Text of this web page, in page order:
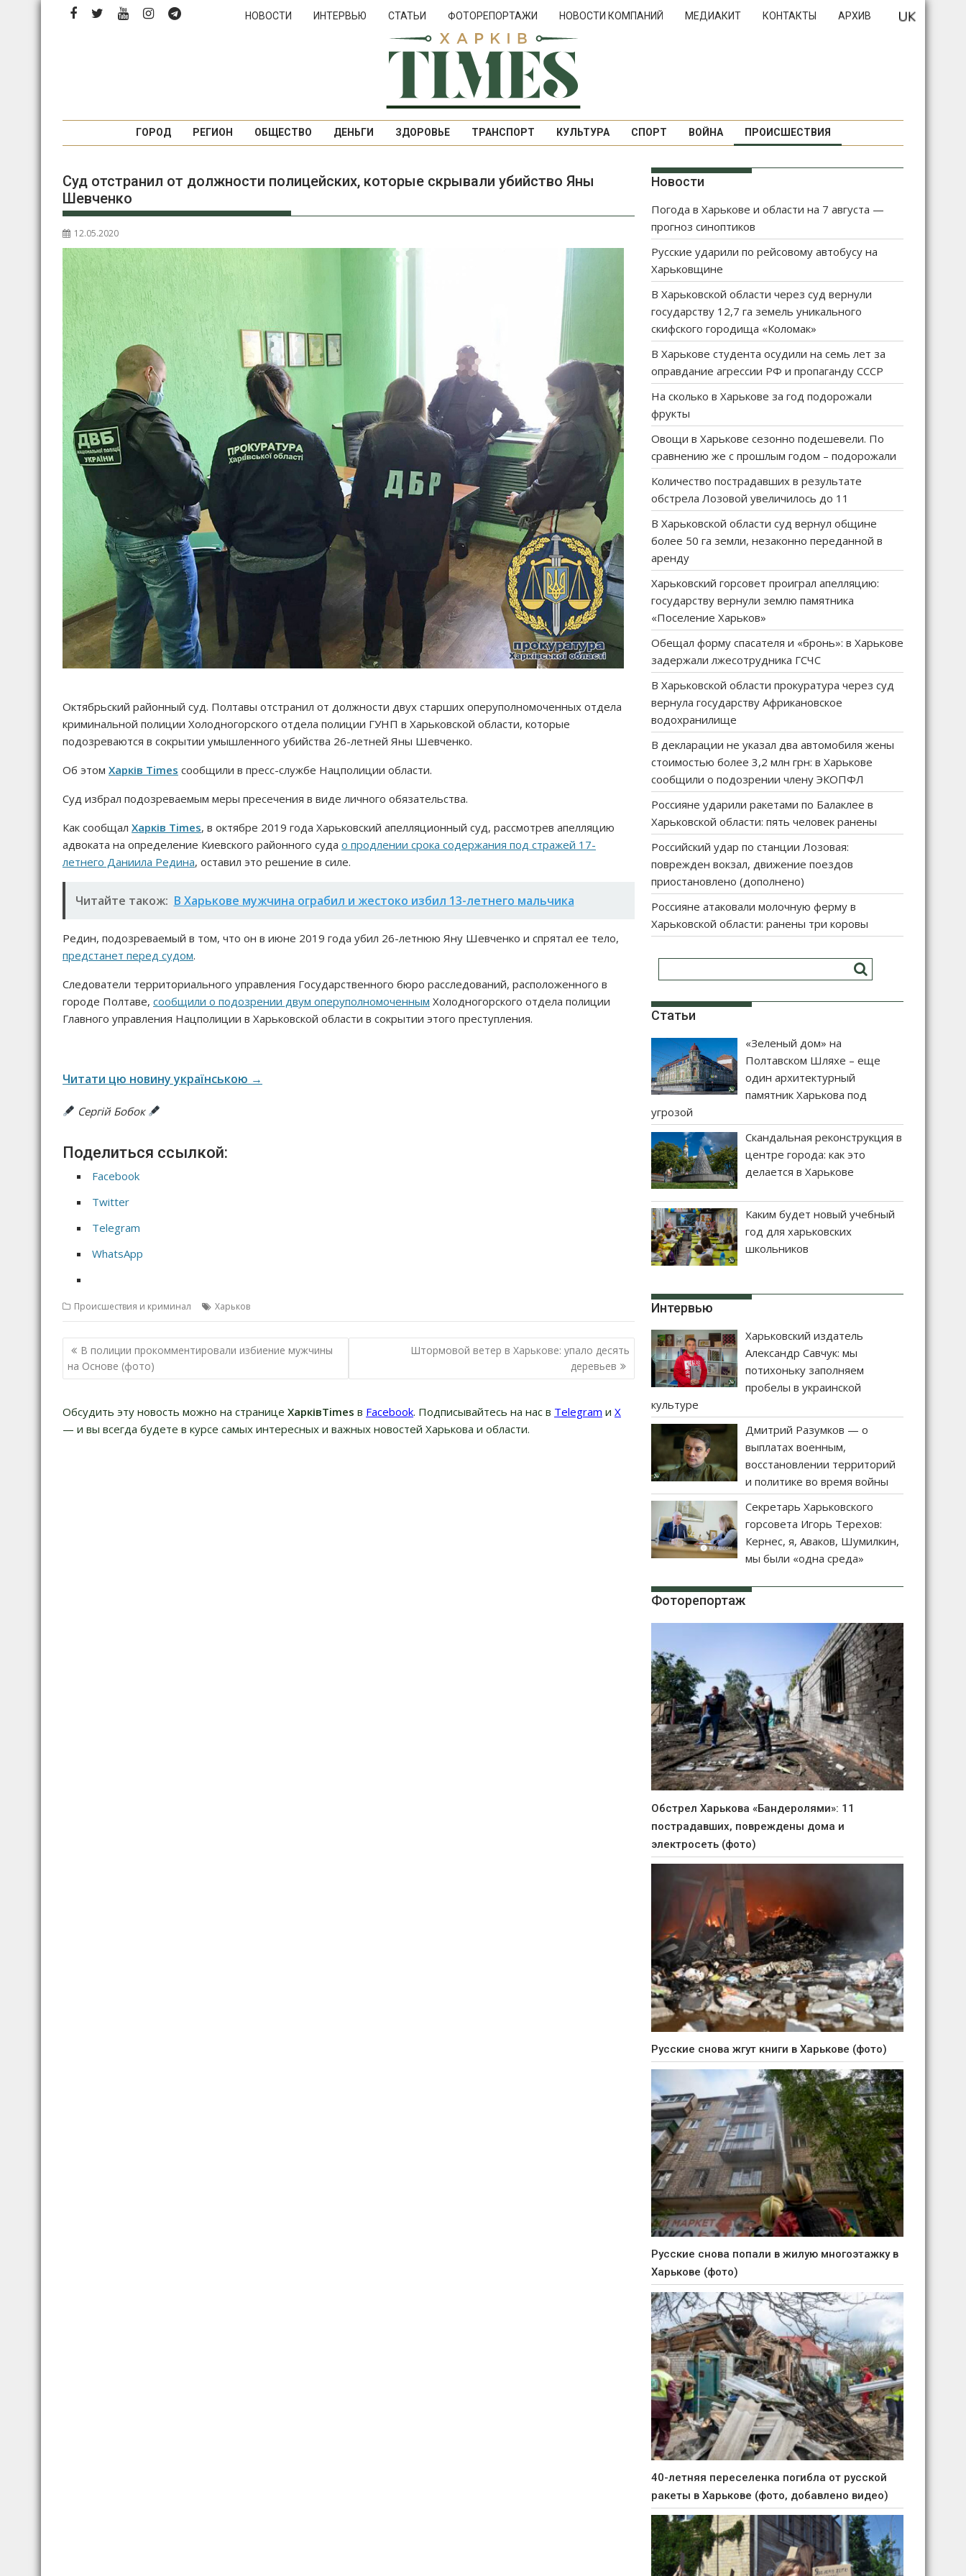
НОВОСТИ ИНТЕРВЬЮ СТАТЬИ ФОТОРЕПОРТАЖИ НОВОСТИ КОМПАНИЙ МЕДИАКИТ КОНТАКТЫ АРХИВ
ГОРОД РЕГИОН ОБЩЕСТВО ДЕНЬГИ ЗДОРОВЬЕ ТРАНСПОРТ КУЛЬТУРА СПОРТ ВОЙНА ПРОИСШЕСТВИЯ
Суд отстранил от должности полицейских, которые скрывали убийство Яны
Шевченко
12.05.2020
Октябрьский районный суд. Полтавы отстранил от должности двух старших оперуполномоченных отдела
криминальной полиции Холодногорского отдела полиции ГУНП в Харьковской области, которые
подозреваются в сокрытии умышленного убийства 26-летней Яны Шевченко.
Об этом Харків Times сообщили в пресс-службе Нацполиции области.
Суд избрал подозреваемым меры пресечения в виде личного обязательства.
Как сообщал Харків Times, в октябре 2019 года Харьковский апелляционный суд, рассмотрев апелляцию
адвоката на определение Киевского районного суда о продлении срока содержания под стражей 17-
летнего Даниила Редина, оставил это решение в силе.
Читайте також: В Харькове мужчина ограбил и жестоко избил 13-летнего мальчика
Редин, подозреваемый в том, что он в июне 2019 года убил 26-летнюю Яну Шевченко и спрятал ее тело,
предстанет перед судом.
Следователи территориального управления Государственного бюро расследований, расположенного в
городе Полтаве, сообщили о подозрении двум оперуполномоченным Холодногорского отдела полиции
Главного управления Нацполиции в Харьковской области в сокрытии этого преступления.
Читати цю новину українською →
Сергій Бобок
Поделиться ссылкой:
Facebook
Twitter
Telegram
WhatsApp
Происшествия и криминал Харьков
Н
а
и
г
В полиции прокомментировали избиение мужчины
на Основе (фото)
Штормовой ветер в Харькове: упало десять
деревьев
Обсудить эту новость можно на странице ХарківTimes в Facebook. Подписывайтесь на нас в Telegram и Х
— и вы всегда будете в курсе самых интересных и важных новостей Харькова и области.
Новости
Погода в Харькове и области на 7 августа —
прогноз синоптиков
Русские ударили по рейсовому автобусу на
Харьковщине
В Харьковской области через суд вернули
государству 12,7 га земель уникального
скифского городища «Коломак»
В Харькове студента осудили на семь лет за
оправдание агрессии РФ и пропаганду СССР
На сколько в Харькове за год подорожали
фрукты
Овощи в Харькове сезонно подешевели. По
сравнению же с прошлым годом – подорожали
Количество пострадавших в результате
обстрела Лозовой увеличилось до 11
В Харьковской области суд вернул общине
более 50 га земли, незаконно переданной в
аренду
Харьковский горсовет проиграл апелляцию:
государству вернули землю памятника
«Поселение Харьков»
Обещал форму спасателя и «бронь»: в Харькове
задержали лжесотрудника ГСЧС
В Харьковской области прокуратура через суд
вернула государству Африкановское
водохранилище
В декларации не указал два автомобиля жены
стоимостью более 3,2 млн грн: в Харькове
сообщили о подозрении члену ЭКОПФЛ
Россияне ударили ракетами по Балаклее в
Харьковской области: пять человек ранены
Российский удар по станции Лозовая:
поврежден вокзал, движение поездов
приостановлено (дополнено)
Россияне атаковали молочную ферму в
Харьковской области: ранены три коровы
Статьи
«Зеленый дом» на
Полтавском Шляхе – еще
один архитектурный
памятник Харькова под
угрозой
Скандальная реконструкция в
центре города: как это
делается в Харькове
Каким будет новый учебный
год для харьковских
школьников
Интервью
Харьковский издатель
Александр Савчук: мы
потихоньку заполняем
пробелы в украинской
культуре
Дмитрий Разумков — о
выплатах военным,
восстановлении территорий
и политике во время войны
Секретарь Харьковского
горсовета Игорь Терехов:
Кернес, я, Аваков, Шумилкин,
мы были «одна среда»
Фоторепортаж
Обстрел Харькова «Бандеролями»: 11
пострадавших, повреждены дома и
электросеть (фото)
Русские снова жгут книги в Харькове (фото)
Русские снова попали в жилую многоэтажку в
Харькове (фото)
40-летняя переселенка погибла от русской
ракеты в Харькове (фото, добавлено видео)